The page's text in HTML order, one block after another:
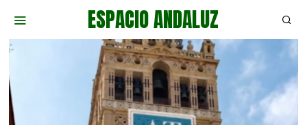
ESPACIO ANDALUZ